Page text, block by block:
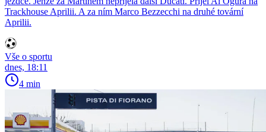
Trackhouse Aprilii. A za ním Marco Bezzecchi na druhé tovární
Aprilii.
Vše o sportu
dnes, 18:11
4 min